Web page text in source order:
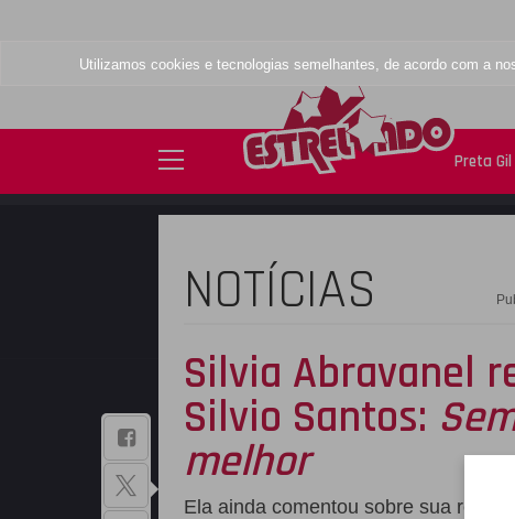
Utilizamos cookies e tecnologias semelhantes, de acordo com a
Preta Gil
NOTÍCIAS
Silvia Abravanel
Silvio Santos:
melhor
Ela ainda comentou sobre sua
BAIXE NOSSO
APLICATIVO